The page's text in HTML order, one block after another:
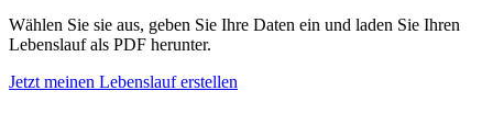
Wählen Sie sie aus, geben Sie Ihre Daten ein und laden Sie Ihren
Lebenslauf als PDF herunter.
Jetzt meinen Lebenslauf erstellen